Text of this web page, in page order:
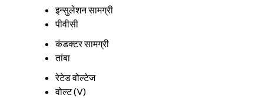
इन्सुलेशन सामग्री
पीवीसी
कंडक्टर सामग्री
तांबा
रेटेड वोल्टेज
वोल्ट (V)